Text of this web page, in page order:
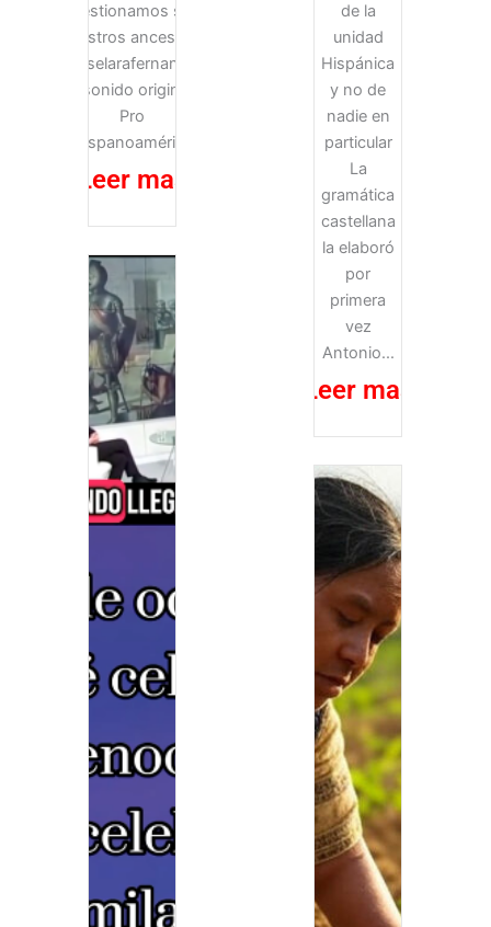
de la
unidad
Hispánica
y no de
nadie en
particular
La
gramática
castellana
la elaboró
por
primera
vez
Antonio...
Leer mas
cuestionamos son
nuestros ancestros
@joselarafernandez
♬ sonido original –
Pro
Hispanoamérica
Leer mas